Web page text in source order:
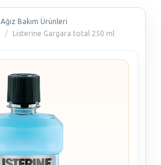
Ağız Bakım Ürünleri
Listerine Gargara total 250 ml